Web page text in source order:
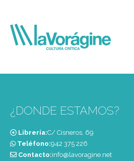
¿DONDE ESTAMOS?
Librería:C/ Cisneros, 69
Teléfono:‭942 375 226‬
Contacto:info@lavoragine.net